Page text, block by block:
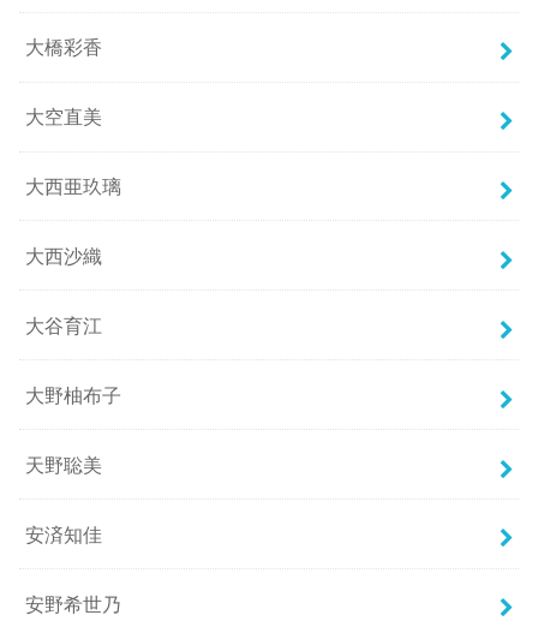
大橋彩香
大空直美
大西亜玖璃
大西沙織
大谷育江
大野柚布子
天野聡美
安済知佳
安野希世乃